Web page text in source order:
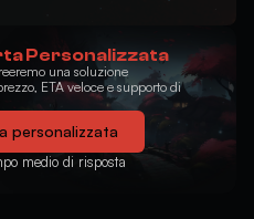
Personalizzata
una soluzione
ETA veloce e supporto di
personalizzata
medio di risposta